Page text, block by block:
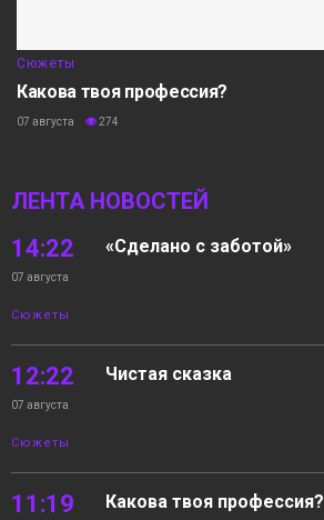
Сюжеты
Какова твоя профессия?
07 августа 274
ЛЕНТА НОВОСТЕЙ
14:22
07 августа
Сюжеты
«Сделано с заботой»
12:22
07 августа
Сюжеты
Чистая сказка
11:19 Какова твоя профессия?